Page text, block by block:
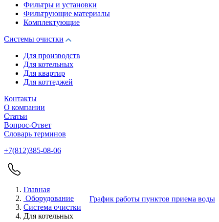
Фильтры и установки
Фильтрующие материалы
Комплектующие
Системы очистки
Для производств
Для котельных
Для квартир
Для коттеджей
Контакты
О компании
Статьи
Вопрос-Ответ
Словарь терминов
+7(812)385-08-06
Главная
Оборудование
Система очистки
Для котельных
График работы пунктов приема воды